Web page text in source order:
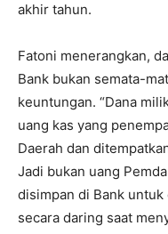
akhir tahun.
Fatoni menerangkan,
Bank bukan semata-
keuntungan. “Dana
uang kas yang
Daerah dan
Jadi bukan uang
disimpan di Bank untuk
secara daring saat